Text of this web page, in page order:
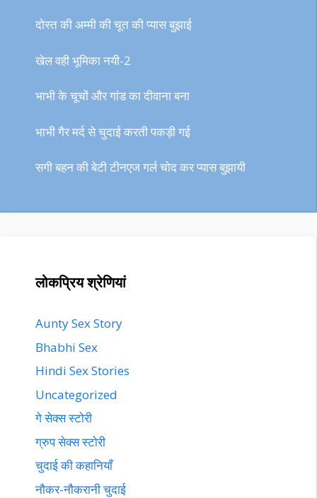
दोस्त की अम्मी की चूत की प्यास बुझाई
खेल वही भूमिका नयी-2
भाभी के चूचों और गांड का दीवाना बना
भाभी गैर मर्द से चुदाई करती पकड़ी गई
सगी बहन की बेटी टीनएज गर्ल चोद कर प्यास बुझायी
लोकप्रिय श्रेणियां
Aunty Sex Story
Bhabhi Sex
Hindi Sex Stories
Uncategorized
गे सेक्स स्टोरी
ग्रुप सेक्स स्टोरी
चुदाई की कहानियाँ
नौकर-नौकरानी चुदाई